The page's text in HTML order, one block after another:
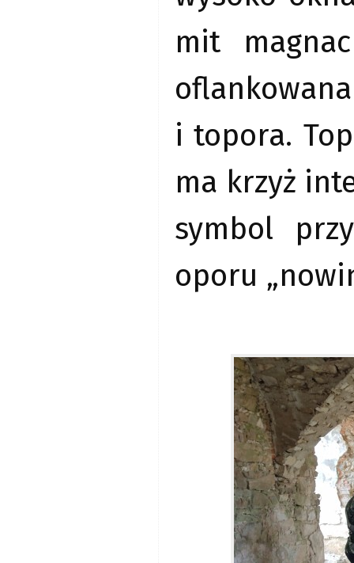
mit
i topora.
ma krzyż
symbol
oporu